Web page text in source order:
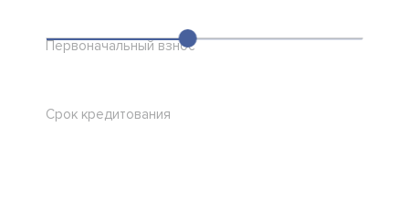
Первоначальный взнос
Срок кредитования